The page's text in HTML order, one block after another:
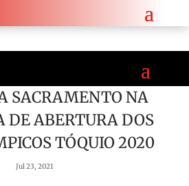
SACRAMENTO NA
DE ABERTURA DOS
TÓQUIO 2020
Jul 23, 2021